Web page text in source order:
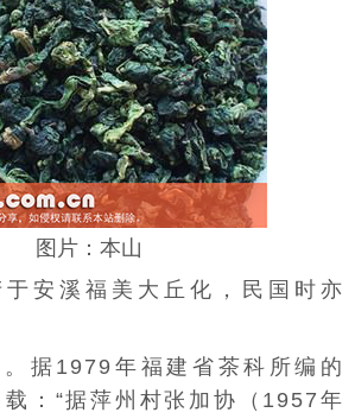
图片：本山
安溪福美大丘化，民国时亦
据1979年福建省茶科所编的
载：“据萍州村张加协（1957年